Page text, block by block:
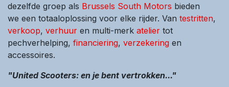
dezelfde groep als Brussels South Motors bieden
we een totaaloplossing voor elke rijder. Van testritten,
verkoop, verhuur en multi-merk atelier tot
pechverhelping, financiering, verzekering en
accessoires.
"United Scooters: en je bent vertrokken..."